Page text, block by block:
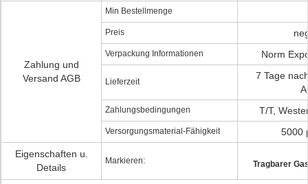
Zahlung und
Versand AGB
Min Bestellmenge
Preis
Verpackung Informationen Norm
Lieferzeit
7 Tage
Zahlungsbedingungen T/T,
Versorgungsmaterial-Fähigkeit
5000
Eigenschaften u.
Details
Markieren: Tragbarer